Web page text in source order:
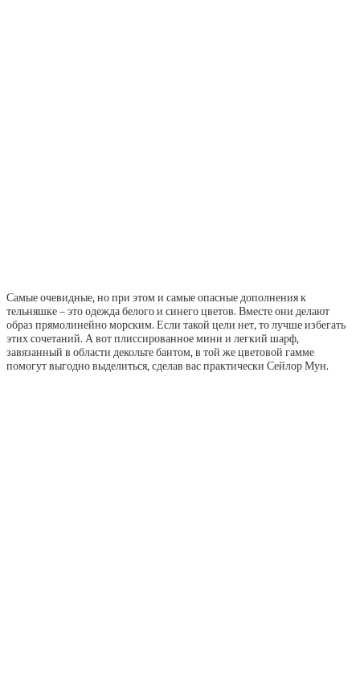
Самые очевидные, но при этом и самые опасные дополнения к
тельняшке – это одежда белого и синего цветов. Вместе они делают
образ прямолинейно морским. Если такой цели нет, то лучше избегать
этих сочетаний. А вот плиссированное мини и легкий шарф,
завязанный в области декольте бантом, в той же цветовой гамме
помогут выгодно выделиться, сделав вас практически Сейлор Мун.